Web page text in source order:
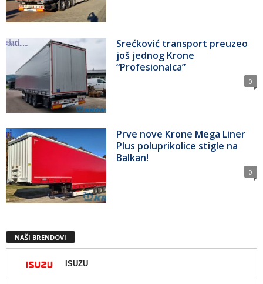
Srećković transport preuzeo
još jednog Krone
“Profesionalca”
0
Prve nove Krone Mega Liner
Plus poluprikolice stigle na
Balkan!
0
NAŠI BRENDOVI
ISUZU